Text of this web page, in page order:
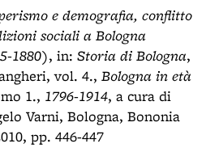
e demografia, conflitto
sociali a Bologna
1880), in: Storia di Bologna,
vol. 4., Bologna in età
1., 1796-1914, a cura di
Varni, Bologna, Bononia
pp. 446-447